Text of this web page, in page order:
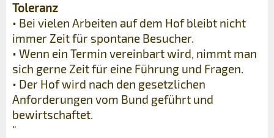
Toleranz
• Bei vielen Arbeiten auf dem Hof bleibt nicht
immer Zeit für spontane Besucher.
• Wenn ein Termin vereinbart wird, nimmt man
sich gerne Zeit für eine Führung und Fragen.
• Der Hof wird nach den gesetzlichen
Anforderungen vom Bund geführt und
bewirtschaftet.
"